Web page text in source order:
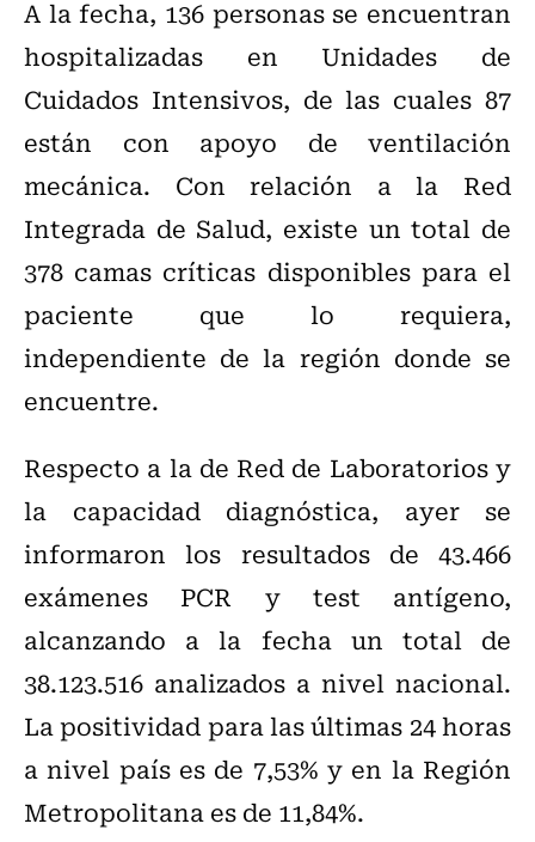
A la fecha, 136 personas se encuentran
hospitalizadas en Unidades de
Cuidados Intensivos, de las cuales 87
están con apoyo de ventilación
mecánica. Con relación a la Red
Integrada de Salud, existe un total de
378 camas críticas disponibles para el
paciente que lo requiera,
independiente de la región donde se
encuentre.
Respecto a la de Red de Laboratorios y
la capacidad diagnóstica, ayer se
informaron los resultados de 43.466
exámenes PCR y test antígeno,
alcanzando a la fecha un total de
38.123.516 analizados a nivel nacional.
La positividad para las últimas 24 horas
a nivel país es de 7,53% y en la Región
Metropolitana es de 11,84%.